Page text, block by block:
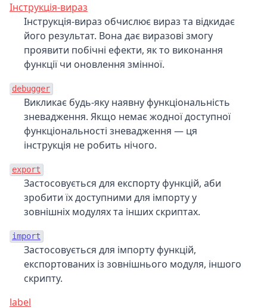
Інструкція-вираз
Інструкція-вираз обчислює вираз та відкидає
його результат. Вона дає виразові змогу
проявити побічні ефекти, як то виконання
функції чи оновлення змінної.
debugger
Викликає будь-яку наявну функціональність
зневадження. Якщо немає жодної доступної
функціональності зневадження — ця
інструкція не робить нічого.
export
Застосовується для експорту функцій, аби
зробити їх доступними для імпорту у
зовнішніх модулях та інших скриптах.
import
Застосовується для імпорту функцій,
експортованих із зовнішнього модуля, іншого
скрипту.
label